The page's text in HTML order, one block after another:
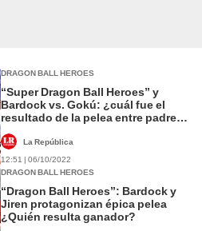
DRAGON BALL HEROES
“Super Dragon Ball Heroes” y
Bardock vs. Gokú: ¿cuál fue el
resultado de la pelea entre padre e
La República
12:51 | 06/10/2022
DRAGON BALL HEROES
“Dragon Ball Heroes”: Bardock y
Jiren protagonizan épica pelea
¿Quién resulta ganador?